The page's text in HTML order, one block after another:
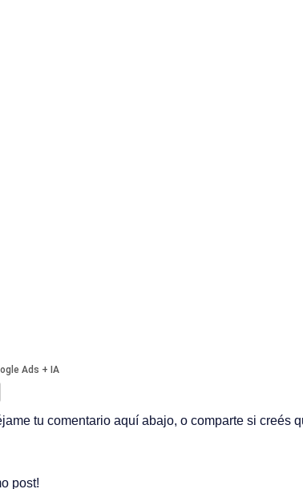
tu comentario aquí abajo, o comparte si creés
post!